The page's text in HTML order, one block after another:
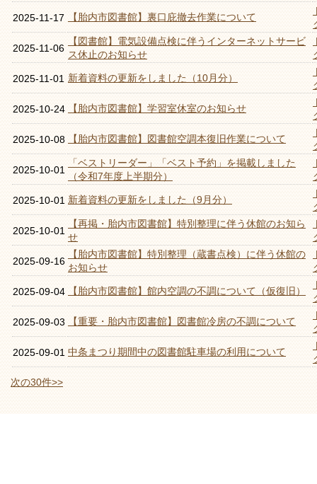
2025-11-17 【胎内市図書館】裏口庇撤去作業について
2025-11-06
【図書館】電気設備点検に伴うインターネットサービ
ス休止のお知らせ
2025-11-01 新着資料の更新をしました（10月分）
2025-10-24 【胎内市図書館】学習室休室のお知らせ
2025-10-08 【胎内市図書館】図書館空調本復旧作業について
2025-10-01
「ベストリーダー」「ベスト予約」を掲載しました
（令和7年度上半期分）
2025-10-01 新着資料の更新をしました（9月分）
2025-10-01
【再掲・胎内市図書館】特別整理に伴う休館のお知ら
せ
2025-09-16
【胎内市図書館】特別整理（蔵書点検）に伴う休館の
お知らせ
2025-09-04 【胎内市図書館】館内空調の不調について（仮復旧）
2025-09-03 【重要・胎内市図書館】図書館冷房の不調について
2025-09-01 中条まつり期間中の図書館駐車場の利用について
次の30件>>